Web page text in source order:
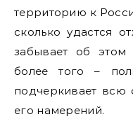
территорию к
сколько удастся
забывает об
более того –
подчеркивает всю
его намерений.